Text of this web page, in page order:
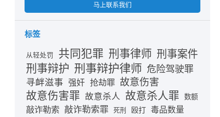
马上联系我们
标签
从轻处罚 共同犯罪 刑事律师 刑事案件
刑事辩护 刑事辩护律师 危险驾驶罪
寻衅滋事
强奸 抢劫罪 故意伤害
故意伤害罪 故意杀人 故意杀人罪 数额
敲诈勒索 敲诈勒索罪 死刑 殴打 毒品数量